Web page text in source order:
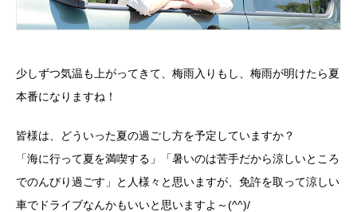
少しずつ気温も上がってきて、梅雨入りもし、梅雨が明けたら夏
本番になりますね！
皆様は、どういった夏の過ごし方を予定していますか？
「海に行って夏を満喫する」「暑いのは苦手だから涼しいところ
でのんびり過ごす」と人様々と思いますが、免許を取って涼しい
車でドライブなんかもいいと思いますよ～(^^)/